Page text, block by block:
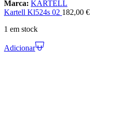
Marca: KARTELL
Kartell Kl524s 02 182,00 €
1 em stock
Adicionar